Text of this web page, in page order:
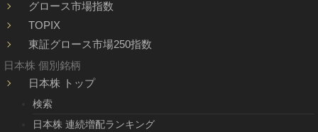
グロース市場指数
TOPIX
東証グロース市場250指数
日本株 個別銘柄
日本株 トップ
検索
日本株 連続増配ランキング